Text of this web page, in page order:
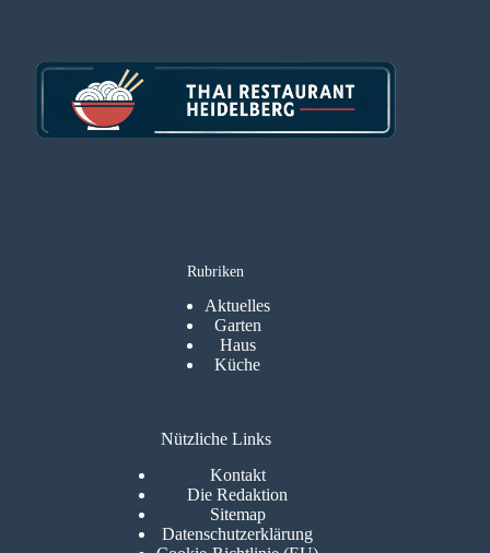
Rubriken
Aktuelles
Garten
Haus
Küche
Nützliche Links
Kontakt
Die Redaktion
Sitemap
Datenschutzerklärung